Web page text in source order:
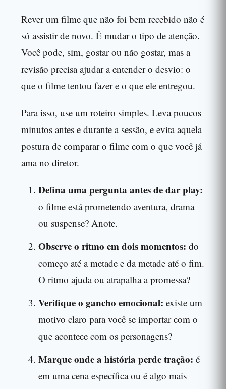
Rever um filme que não foi bem recebido não é
só assistir de novo. É mudar o tipo de atenção.
Você pode, sim, gostar ou não gostar, mas a
revisão precisa ajudar a entender o desvio: o
que o filme tentou fazer e o que ele entregou.
Para isso, use um roteiro simples. Leva poucos
minutos antes e durante a sessão, e evita aquela
postura de comparar o filme com o que você já
ama no diretor.
Defina uma pergunta antes de dar play:
o filme está prometendo aventura, drama
ou suspense? Anote.
Observe o ritmo em dois momentos: do
começo até a metade e da metade até o fim.
O ritmo ajuda ou atrapalha a promessa?
Verifique o gancho emocional: existe um
motivo claro para você se importar com o
que acontece com os personagens?
Marque onde a história perde tração: é
em uma cena específica ou é algo mais